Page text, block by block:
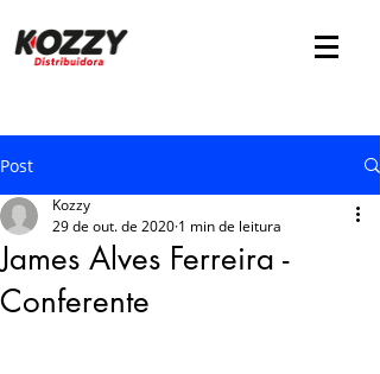
Post
James Alves Ferreira -
Conferente
Kozzy
29 de out. de 2020 1 min de leitura